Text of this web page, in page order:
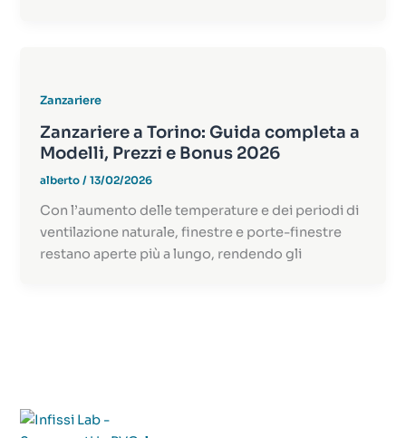
Zanzariere
Zanzariere a Torino: Guida completa a
Modelli, Prezzi e Bonus 2026
alberto/13/02/2026
Con l’aumento delle temperature e dei periodi di
ventilazione naturale, finestre e porte-finestre
restano aperte più a lungo, rendendo gli